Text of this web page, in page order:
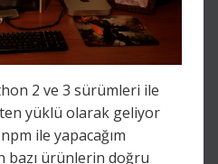
2 ve 3 sürümleri ile
yüklü olarak geliyor
ile yapacağım
bazı ürünlerin doğru